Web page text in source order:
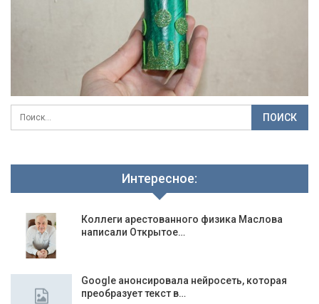
Интересное:
Коллеги арестованного физика Маслова
написали Открытое…
Google анонсировала нейросеть, которая
преобразует текст в…